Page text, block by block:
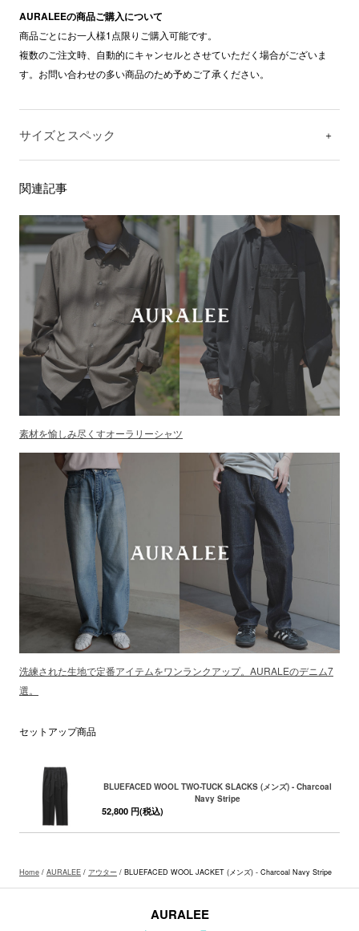
AURALEEの商品ご購入について
商品ごとにお一人様1点限りご購入可能です。
複数のご注文時、自動的にキャンセルとさせていただく場合がございま
す。お問い合わせの多い商品のため予めご了承ください。
サイズとスペック
関連記事
素材を愉しみ尽くすオーラリーシャツ
洗練された生地で定番アイテムをワンランクアップ。AURALEのデニム7
選。
セットアップ商品
BLUEFACED WOOL TWO-TUCK SLACKS (メンズ) - Charcoal
Navy Stripe
52,800 円(税込)
Home / AURALEE / アウター / BLUEFACED WOOL JACKET (メンズ) - Charcoal Navy Stripe
AURALEE